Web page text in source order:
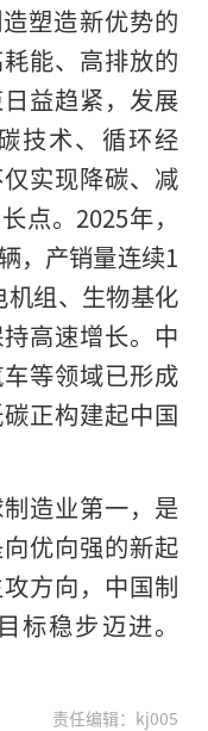
塑造新优势的
能、高排放的
益趋紧，发展
技术、循环经
实现降碳、减
点。2025年，
，产销量连续1
组、生物基化
高速增长。中
等领域已形成
正构建起中国
造业第一，是
优向强的新起
方向，中国制
标稳步迈进。
责任编辑：kj005